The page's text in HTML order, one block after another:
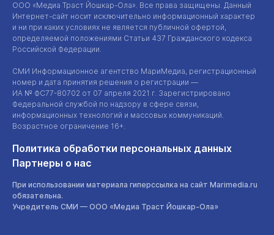
ООО «Медиа Траст Йошкар-Ола». Все права защищены. Данный
Интернет-сайт носит исключительно информационный характер
и ни при каких условиях не является публичной офертой,
определяемой положениями Статьи 437 Гражданского кодекса
Российской Федерации.
СМИ Информационное агентство МариМедиа, регистрационный
номер и дата принятия решения о регистрации —
ИА № ФС77-80702 от 07 апреля 2021 г. Зарегистрировано
Федеральной службой по надзору в сфере связи,
информационных технологий и массовых коммуникаций.
Возрастное ограничение 16+.
Политика обработки персональных данных
Партнеры о нас
При использовании материала гиперссылка на сайт Marimedia.ru
обязательна.
Учредитель СМИ — ООО «Медиа Траст Йошкар-Ола»